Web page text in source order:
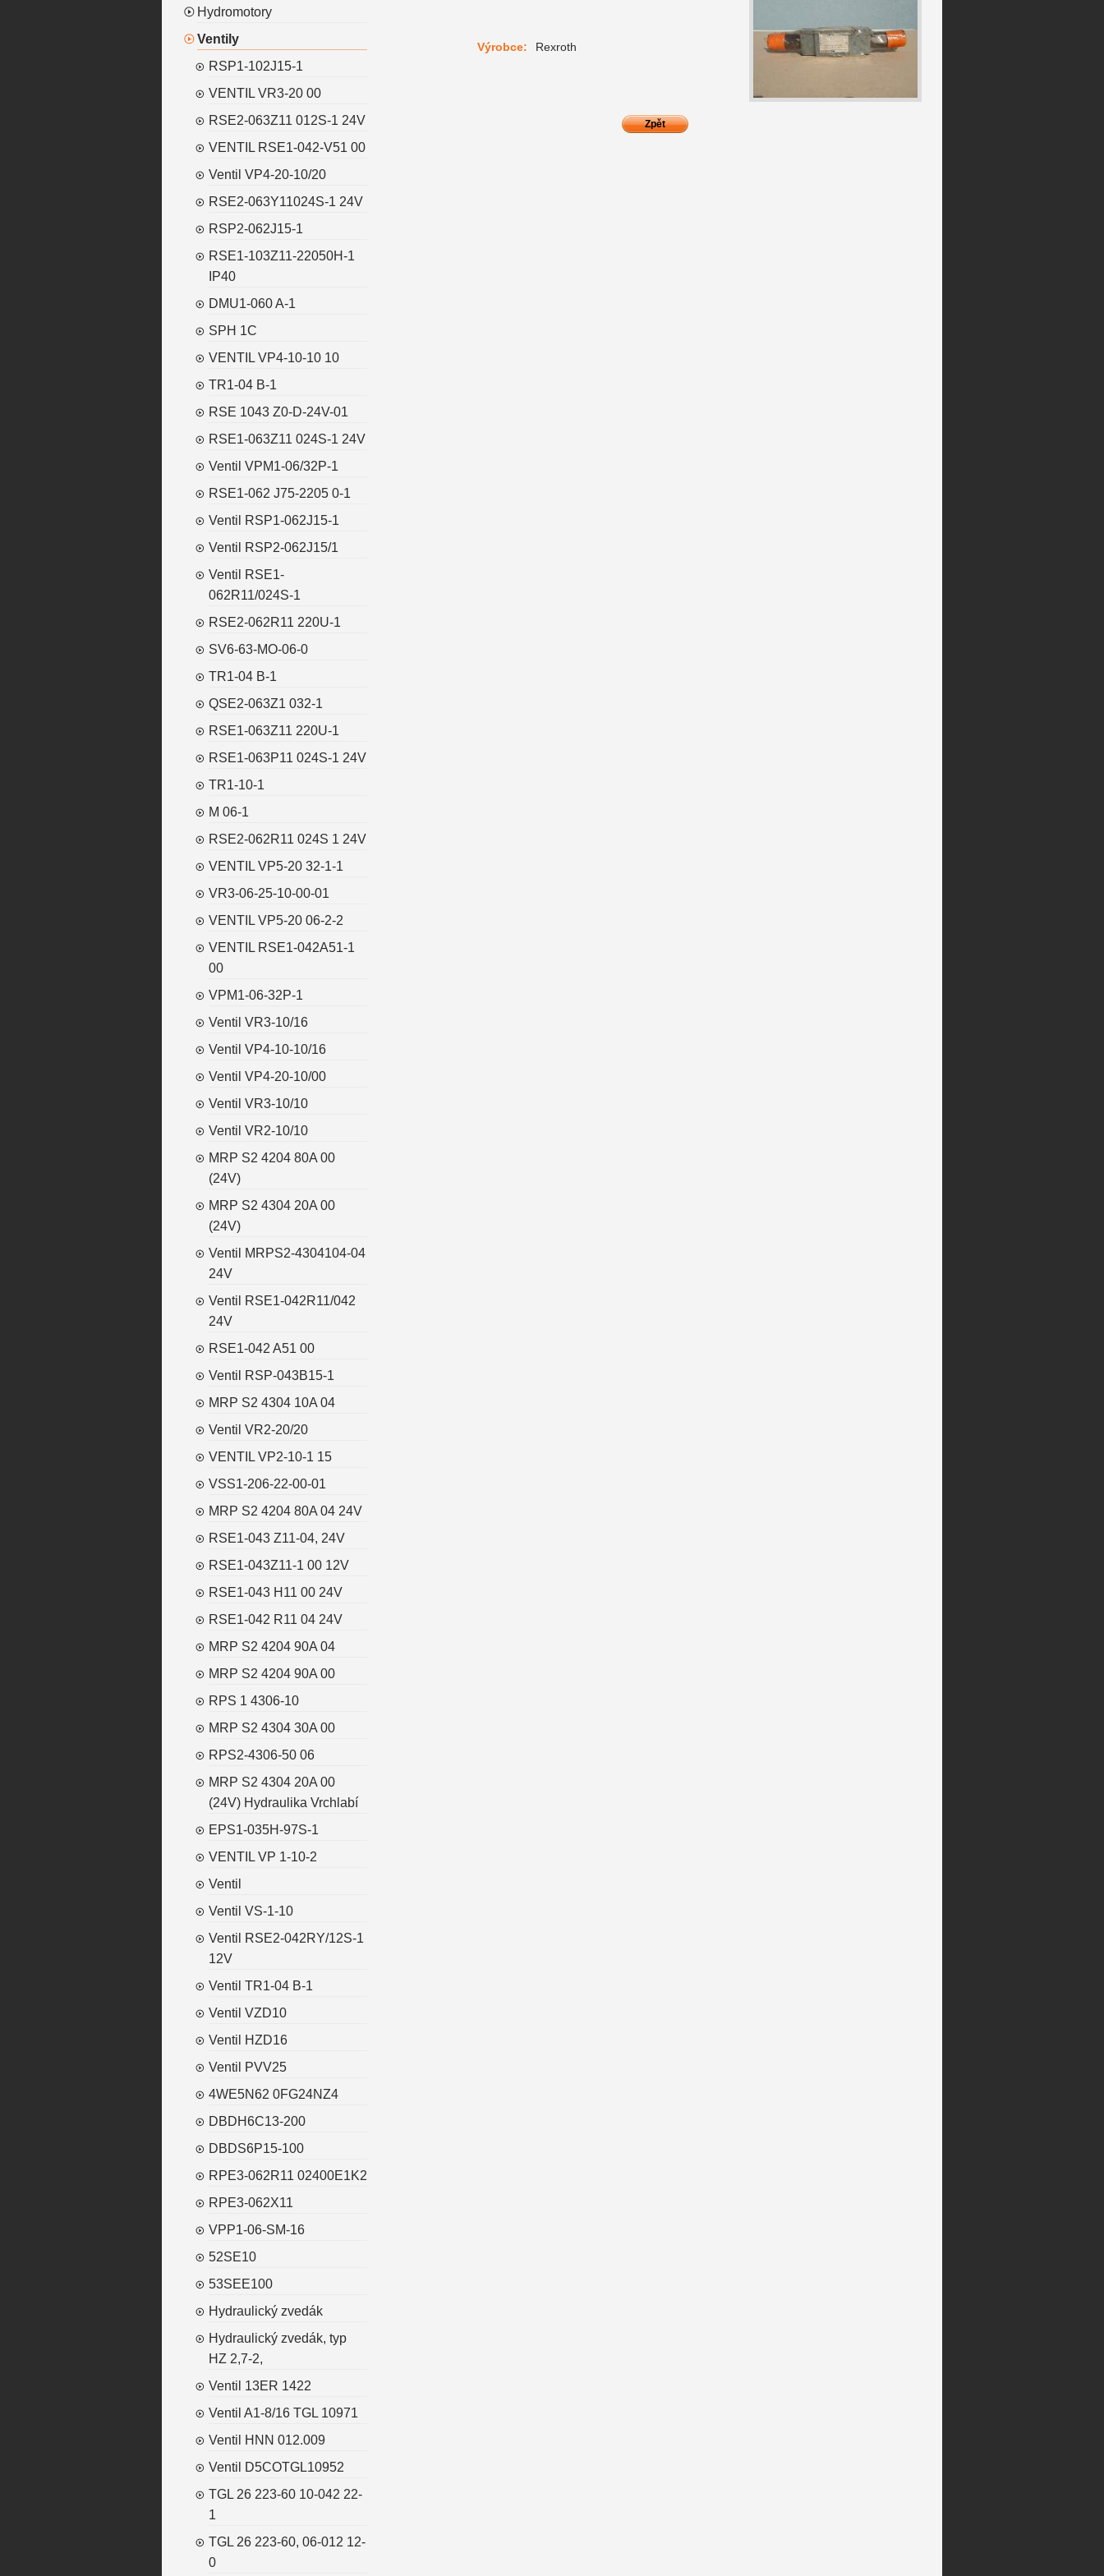
Hydromotory
Ventily
RSP1-102J15-1
VENTIL VR3-20 00
RSE2-063Z11 012S-1 24V
VENTIL RSE1-042-V51 00
Ventil VP4-20-10/20
RSE2-063Y11024S-1 24V
RSP2-062J15-1
RSE1-103Z11-22050H-1
IP40
DMU1-060 A-1
SPH 1C
VENTIL VP4-10-10 10
TR1-04 B-1
RSE 1043 Z0-D-24V-01
RSE1-063Z11 024S-1 24V
Ventil VPM1-06/32P-1
RSE1-062 J75-2205 0-1
Ventil RSP1-062J15-1
Ventil RSP2-062J15/1
Ventil RSE1-
062R11/024S-1
RSE2-062R11 220U-1
SV6-63-MO-06-0
TR1-04 B-1
QSE2-063Z1 032-1
RSE1-063Z11 220U-1
RSE1-063P11 024S-1 24V
TR1-10-1
M 06-1
RSE2-062R11 024S 1 24V
VENTIL VP5-20 32-1-1
VR3-06-25-10-00-01
VENTIL VP5-20 06-2-2
VENTIL RSE1-042A51-1
00
VPM1-06-32P-1
Ventil VR3-10/16
Ventil VP4-10-10/16
Ventil VP4-20-10/00
Ventil VR3-10/10
Ventil VR2-10/10
MRP S2 4204 80A 00
(24V)
MRP S2 4304 20A 00
(24V)
Ventil MRPS2-4304104-04
24V
Ventil RSE1-042R11/042
24V
RSE1-042 A51 00
Ventil RSP-043B15-1
MRP S2 4304 10A 04
Ventil VR2-20/20
VENTIL VP2-10-1 15
VSS1-206-22-00-01
MRP S2 4204 80A 04 24V
RSE1-043 Z11-04, 24V
RSE1-043Z11-1 00 12V
RSE1-043 H11 00 24V
RSE1-042 R11 04 24V
MRP S2 4204 90A 04
MRP S2 4204 90A 00
RPS 1 4306-10
MRP S2 4304 30A 00
RPS2-4306-50 06
MRP S2 4304 20A 00
(24V) Hydraulika Vrchlabí
EPS1-035H-97S-1
VENTIL VP 1-10-2
Ventil
Ventil VS-1-10
Ventil RSE2-042RY/12S-1
12V
Ventil TR1-04 B-1
Ventil VZD10
Ventil HZD16
Ventil PVV25
4WE5N62 0FG24NZ4
DBDH6C13-200
DBDS6P15-100
RPE3-062R11 02400E1K2
RPE3-062X11
VPP1-06-SM-16
52SE10
53SEE100
Hydraulický zvedák
Hydraulický zvedák, typ
HZ 2,7-2,
Ventil 13ER 1422
Ventil A1-8/16 TGL 10971
Ventil HNN 012.009
Ventil D5COTGL10952
TGL 26 223-60 10-042 22-
1
TGL 26 223-60, 06-012 12-
0
Výrobce: Rexroth